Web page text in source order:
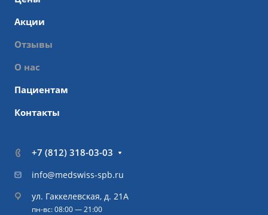
Акции
Отзывы
О нас
Пациентам
Контакты
+7 (812) 318-03-03
info@medswiss-spb.ru
ул. Гаккелевская, д. 21А
пн-вс: 08:00 — 21:00